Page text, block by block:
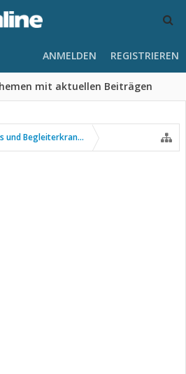
mit aktuellen Beiträgen
ANMELDEN REGISTRIEREN
und Begleiterkrankungen